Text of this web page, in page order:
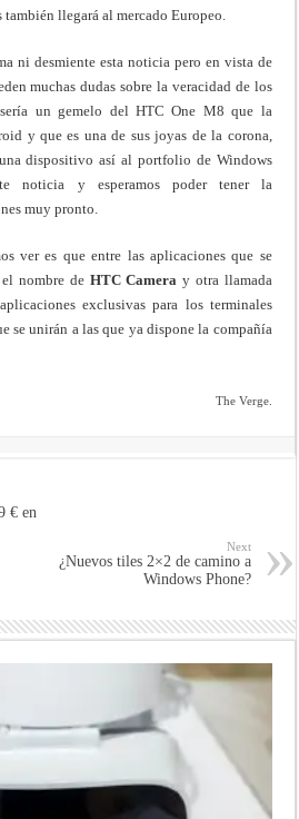
llegará al mercado Europeo.
ni desmiente esta noticia pero en vista de
muchas dudas sobre la veracidad de los
un gemelo del HTC One M8 que la
y que es una de sus joyas de la corona,
dispositivo así al portfolio de Windows
noticia y esperamos poder tener la
muy pronto.
ver es que entre las aplicaciones que se
nombre de HTC Camera y otra llamada
exclusivas para los terminales
se unirán a las que ya dispone la compañía
The Verge.
€ en
Next
¿Nuevos tiles 2×2 de camino a
Windows Phone?